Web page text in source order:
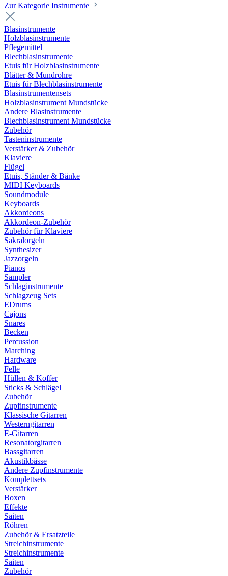
Zur Kategorie Instrumente
Blasinstrumente
Holzblasinstrumente
Pflegemittel
Blechblasinstrumente
Etuis für Holzblasinstrumente
Blätter & Mundrohre
Etuis für Blechblasinstrumente
Blasinstrumentensets
Holzblasinstrument Mundstücke
Andere Blasinstrumente
Blechblasinstrument Mundstücke
Zubehör
Tasteninstrumente
Verstärker & Zubehör
Klaviere
Flügel
Etuis, Ständer & Bänke
MIDI Keyboards
Soundmodule
Keyboards
Akkordeons
Akkordeon-Zubehör
Zubehör für Klaviere
Sakralorgeln
Synthesizer
Jazzorgeln
Pianos
Sampler
Schlaginstrumente
Schlagzeug Sets
EDrums
Cajons
Snares
Becken
Percussion
Marching
Hardware
Felle
Hüllen & Koffer
Sticks & Schlägel
Zubehör
Zupfinstrumente
Klassische Gitarren
Westerngitarren
E-Gitarren
Resonatorgitarren
Bassgitarren
Akustikbässe
Andere Zupfinstrumente
Komplettsets
Verstärker
Boxen
Effekte
Saiten
Röhren
Zubehör & Ersatzteile
Streichinstrumente
Streichinstrumente
Saiten
Zubehör